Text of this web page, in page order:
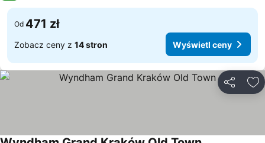
Od 471 zł
Zobacz ceny z 14 stron Wyświetl ceny